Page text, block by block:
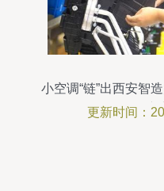
小空调“链”出西安智
更新时间：